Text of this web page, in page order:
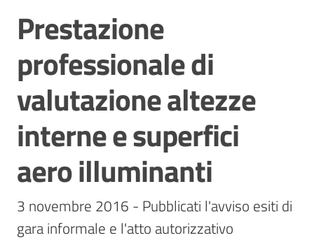
Stazioni
appaltanti
Contatti
Salta al contenuto
Prestazione
professionale di
valutazione altezze
interne e superfici
aero illuminanti
3 novembre 2016 - Pubblicati l'avviso esiti di
gara informale e l'atto autorizzativo